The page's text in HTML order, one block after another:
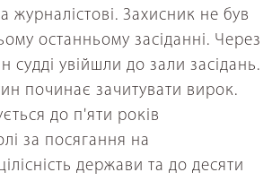
журналістові. Захисник не був
останньому засіданні. Через
судді увійшли до зали засідань.
починає зачитувати вирок.
до п'яти років
за посягання на
держави та до десяти